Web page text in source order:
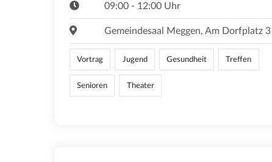
09:00 - 12:00 Uhr
Gemeindesaal Meggen, Am Dorfplatz 3
Vortrag Jugend Gesundheit Treffen
Senioren Theater